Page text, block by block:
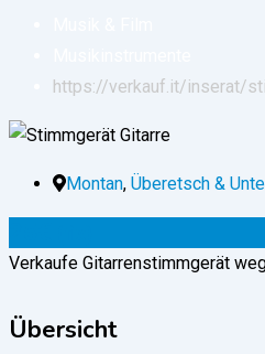
https://verkauf.it/inserat/
Montan, Überetsch &
Verkaufe Gitarrenstimmgerät
Übersicht